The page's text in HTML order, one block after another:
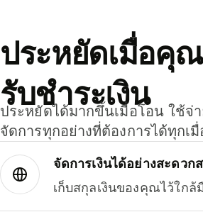
ประหยัดเมื่อคุ
รับชำระเงิน
ประหยัดได้มากขึ้นเมื่อโอน ใช้จ่
จัดการทุกอย่างที่ต้องการได้ทุกเ
จัดการเงินได้อย่างสะดวก
เก็บสกุลเงินของคุณไว้ใกล้